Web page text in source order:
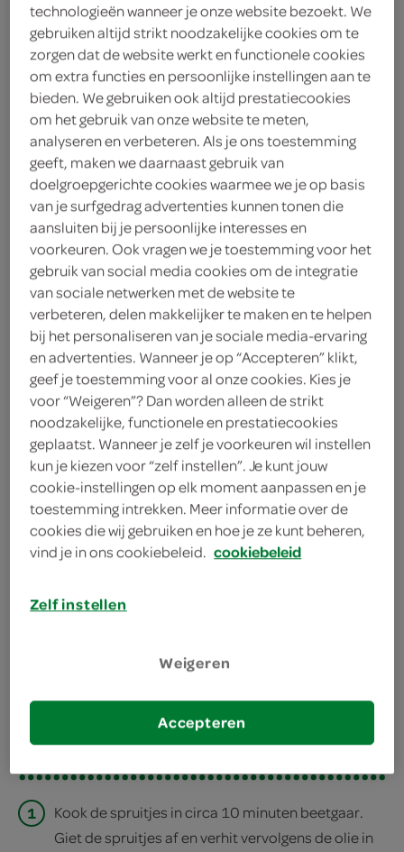
gebakken
aardappels met
gehaktballetjes
en spruitjes
ingrediënten
500 gram gehaktballetjes
4 eetlepels boter
600 gram aardappelschijfjes
4 eetlepels zonnebloemolie
750 gram spruitjes
kies je winkel
print recept
1
Kook de spruitjes in circa 10 minuten beetgaar.
Giet de spruitjes af en verhit vervolgens de olie in
technologieën wanneer je onze website bezoekt. We
gebruiken altijd strikt noodzakelijke cookies om te
zorgen dat de website werkt en functionele cookies
om extra functies en persoonlijke instellingen aan te
bieden. We gebruiken ook altijd prestatiecookies
om het gebruik van onze website te meten,
analyseren en verbeteren. Als je ons toestemming
geeft, maken we daarnaast gebruik van
doelgroepgerichte cookies waarmee we je op basis
van je surfgedrag advertenties kunnen tonen die
aansluiten bij je persoonlijke interesses en
voorkeuren. Ook vragen we je toestemming voor het
gebruik van social media cookies om de integratie
van sociale netwerken met de website te
verbeteren, delen makkelijker te maken en te helpen
bij het personaliseren van je sociale media-ervaring
en advertenties. Wanneer je op “Accepteren” klikt,
geef je toestemming voor al onze cookies. Kies je
voor “Weigeren”? Dan worden alleen de strikt
noodzakelijke, functionele en prestatiecookies
geplaatst. Wanneer je zelf je voorkeuren wil instellen
kun je kiezen voor “zelf instellen”. Je kunt jouw
cookie-instellingen op elk moment aanpassen en je
toestemming intrekken. Meer informatie over de
cookies die wij gebruiken en hoe je ze kunt beheren,
vind je in ons cookiebeleid. cookiebeleid
Zelf instellen
Weigeren
Accepteren